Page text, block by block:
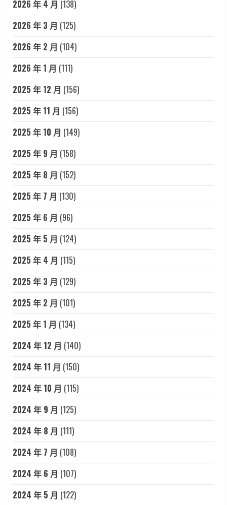
2026 年 4 月 (138)
2026 年 3 月 (125)
2026 年 2 月 (104)
2026 年 1 月 (111)
2025 年 12 月 (156)
2025 年 11 月 (156)
2025 年 10 月 (149)
2025 年 9 月 (158)
2025 年 8 月 (152)
2025 年 7 月 (130)
2025 年 6 月 (96)
2025 年 5 月 (124)
2025 年 4 月 (115)
2025 年 3 月 (129)
2025 年 2 月 (101)
2025 年 1 月 (134)
2024 年 12 月 (140)
2024 年 11 月 (150)
2024 年 10 月 (115)
2024 年 9 月 (125)
2024 年 8 月 (111)
2024 年 7 月 (108)
2024 年 6 月 (107)
2024 年 5 月 (122)